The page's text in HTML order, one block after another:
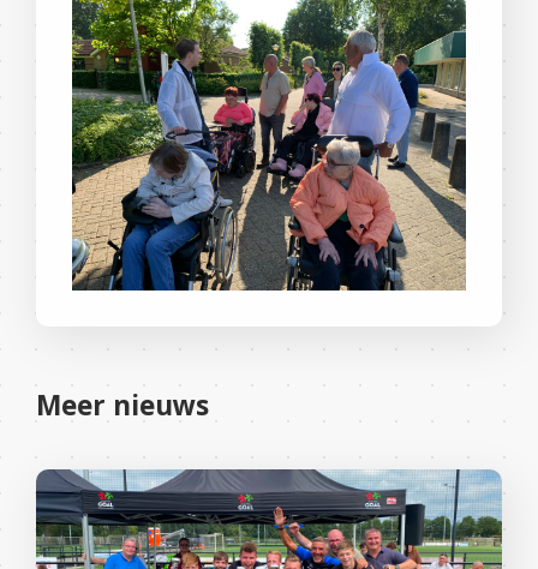
Meer nieuws